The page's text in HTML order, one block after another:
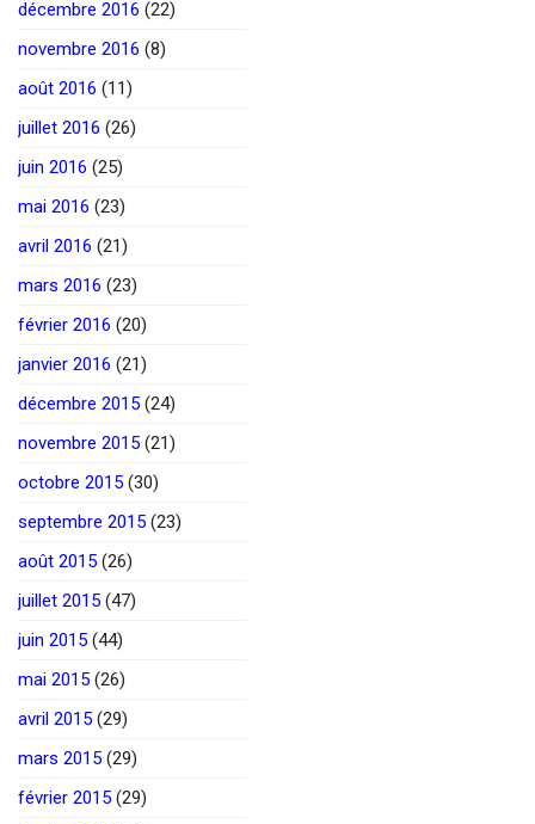
décembre 2016 (22)
novembre 2016 (8)
août 2016 (11)
juillet 2016 (26)
juin 2016 (25)
mai 2016 (23)
avril 2016 (21)
mars 2016 (23)
février 2016 (20)
janvier 2016 (21)
décembre 2015 (24)
novembre 2015 (21)
octobre 2015 (30)
septembre 2015 (23)
août 2015 (26)
juillet 2015 (47)
juin 2015 (44)
mai 2015 (26)
avril 2015 (29)
mars 2015 (29)
février 2015 (29)